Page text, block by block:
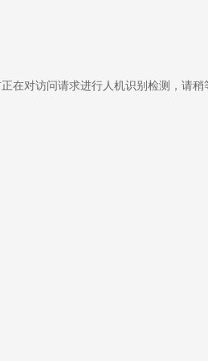
在对访问请求进行人机识别检测，请